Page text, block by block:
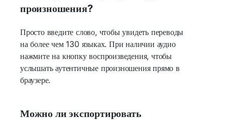
произношения?
Просто введите слово, чтобы увидеть переводы
на более чем 130 языках. При наличии аудио
нажмите на кнопку воспроизведения, чтобы
услышать аутентичные произношения прямо в
браузере.
Можно ли экспортировать